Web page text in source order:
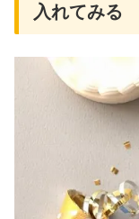
入れてみる